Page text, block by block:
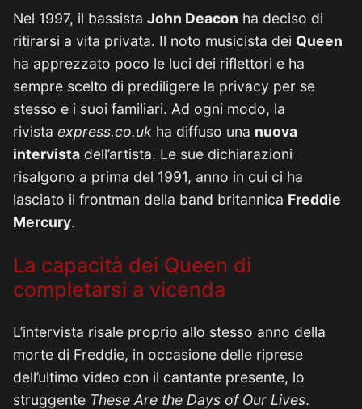
Nel 1997, il bassista John Deacon ha deciso di
ritirarsi a vita privata. Il noto musicista dei Queen
ha apprezzato poco le luci dei riflettori e ha
sempre scelto di prediligere la privacy per se
stesso e i suoi familiari. Ad ogni modo, la
rivista express.co.uk ha diffuso una nuova
intervista dell’artista. Le sue dichiarazioni
risalgono a prima del 1991, anno in cui ci ha
lasciato il frontman della band britannica Freddie
Mercury.
La capacità dei Queen di
completarsi a vicenda
L’intervista risale proprio allo stesso anno della
morte di Freddie, in occasione delle riprese
dell’ultimo video con il cantante presente, lo
struggente These Are the Days of Our Lives.